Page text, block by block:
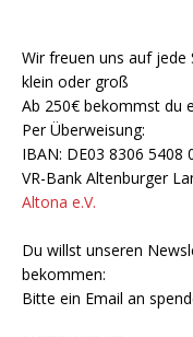
Wir freuen uns auf jede
klein oder groß
Ab 250€ bekommst du
Per Überweisung:
IBAN: DE03 8306 5408
VR-Bank Altenburger
Altona e.V.
Du willst unseren
bekommen:
Bitte ein Email an